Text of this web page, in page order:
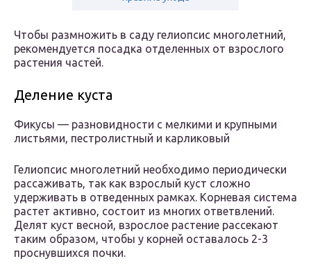
Чтобы размножить в саду гелиопсис многолетний,
рекомендуется посадка отделенных от взрослого
растения частей.
Деление куста
Фикусы — разновидности с мелкими и крупными
листьями, пестролистный и карликовый
Гелиопсис многолетний необходимо периодически
рассаживать, так как взрослый куст сложно
удерживать в отведенных рамках. Корневая система
растет активно, состоит из многих ответвлений.
Делят куст весной, взрослое растение рассекают
таким образом, чтобы у корней оставалось 2-3
проснувшихся почки.